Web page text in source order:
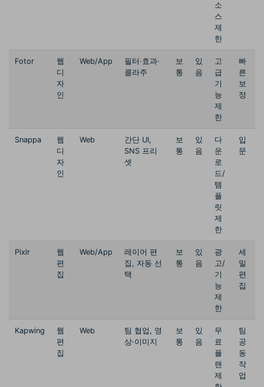
소
스
제
한
Fotor
웹
디
자
인
Web/App
필터·효과·
콜라주
보
통
있
음
고
급
기
능
제
한
빠
른
보
정
Snappa
웹
디
자
인
Web
간단 UI,
SNS 프리
셋
보
통
있
음
다
운
로
드/
템
플
릿
제
한
입
문
Pixlr
웹
편
집
Web/App
레이어 편
집, 자동 선
택
보
통
있
음
광
고/
기
능
제
한
세
밀
편
집
Kapwing
웹
편
집
Web
팀 협업, 영
상·이미지
보
통
있
음
무
료
플
랜
제
팀
공
동
작
업